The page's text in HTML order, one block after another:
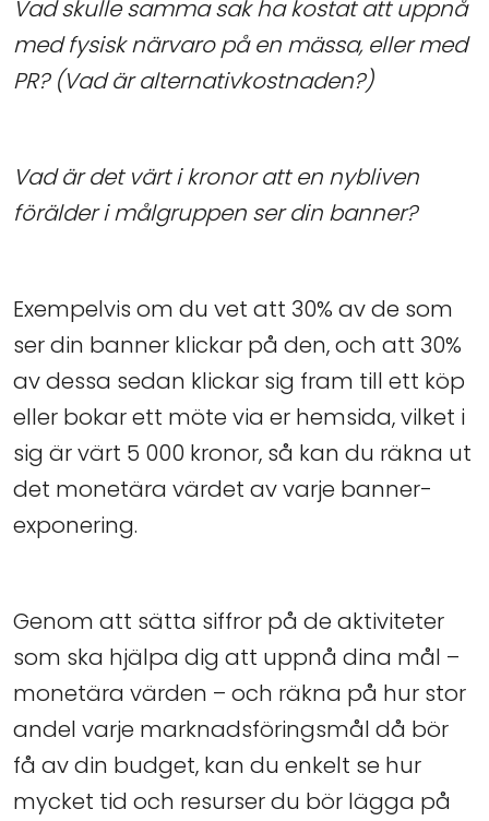
Vad skulle samma sak ha kostat att uppnå
med fysisk närvaro på en mässa, eller med
PR? (Vad är alternativkostnaden?)
Vad är det värt i kronor att en nybliven
förälder i målgruppen ser din banner?
Exempelvis om du vet att 30% av de som
ser din banner klickar på den, och att 30%
av dessa sedan klickar sig fram till ett köp
eller bokar ett möte via er hemsida, vilket i
sig är värt 5 000 kronor, så kan du räkna ut
det monetära värdet av varje banner-
exponering.
Genom att sätta siffror på de aktiviteter
som ska hjälpa dig att uppnå dina mål –
monetära värden – och räkna på hur stor
andel varje marknadsföringsmål då bör
få av din budget, kan du enkelt se hur
mycket tid och resurser du bör lägga på